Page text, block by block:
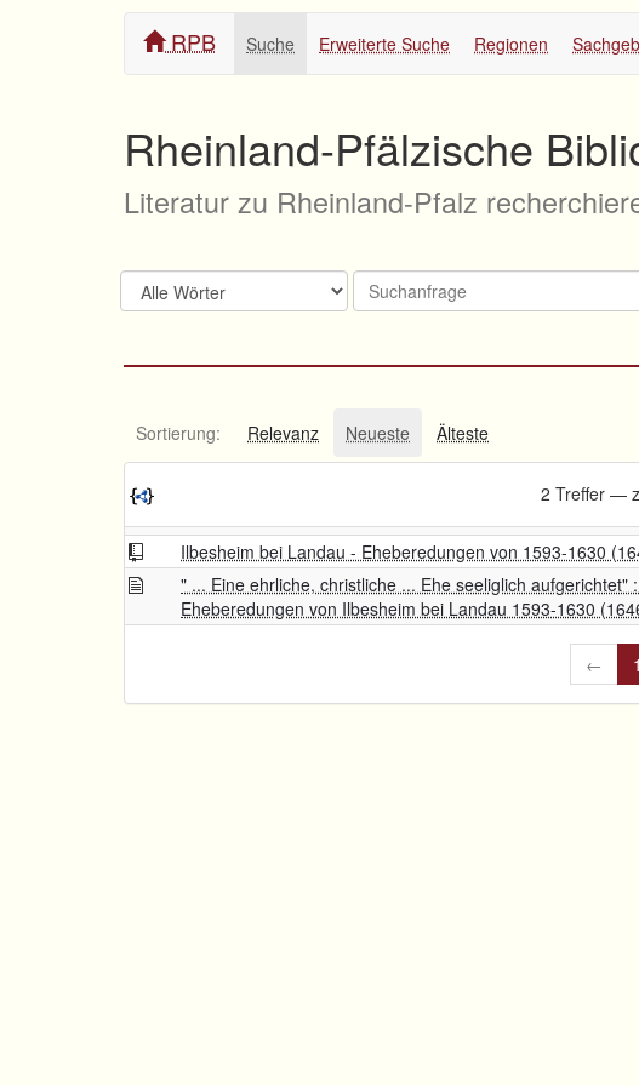
RPB Suche Erweiterte Suche Regionen
Rheinland-Pfälzische
Literatur zu Rheinland-Pfalz
Sortierung: Relevanz Neueste Älteste
2 Treffer —
Ilbesheim bei Landau - Eheberedungen von 1593-1630
" ... Eine ehrliche, christliche ... Ehe seeliglich aufgerichtet"
Eheberedungen von Ilbesheim bei Landau 1593-1630
← 1